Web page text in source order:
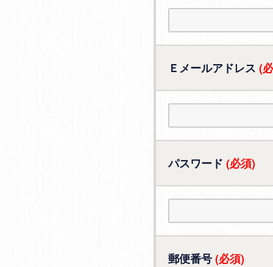
Ｅメールアドレス (
パスワード (必須)
郵便番号(必須)